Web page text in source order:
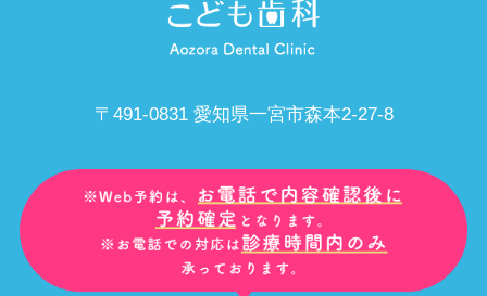
〒491-0831 愛知県一宮市森本2-27-8